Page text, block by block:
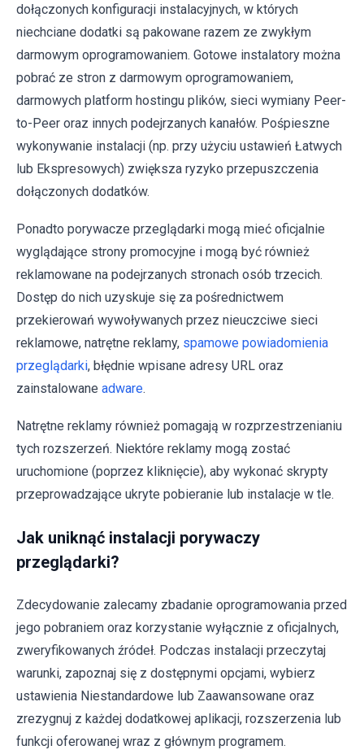
dołączonych konfiguracji instalacyjnych, w których
niechciane dodatki są pakowane razem ze zwykłym
darmowym oprogramowaniem. Gotowe instalatory można
pobrać ze stron z darmowym oprogramowaniem,
darmowych platform hostingu plików, sieci wymiany Peer-
to-Peer oraz innych podejrzanych kanałów. Pośpieszne
wykonywanie instalacji (np. przy użyciu ustawień Łatwych
lub Ekspresowych) zwiększa ryzyko przepuszczenia
dołączonych dodatków.
Ponadto porywacze przeglądarki mogą mieć oficjalnie
wyglądające strony promocyjne i mogą być również
reklamowane na podejrzanych stronach osób trzecich.
Dostęp do nich uzyskuje się za pośrednictwem
przekierowań wywoływanych przez nieuczciwe sieci
reklamowe, natrętne reklamy, spamowe powiadomienia
przeglądarki, błędnie wpisane adresy URL oraz
zainstalowane adware.
Natrętne reklamy również pomagają w rozprzestrzenianiu
tych rozszerzeń. Niektóre reklamy mogą zostać
uruchomione (poprzez kliknięcie), aby wykonać skrypty
przeprowadzające ukryte pobieranie lub instalacje w tle.
Jak uniknąć instalacji porywaczy
przeglądarki?
Zdecydowanie zalecamy zbadanie oprogramowania przed
jego pobraniem oraz korzystanie wyłącznie z oficjalnych,
zweryfikowanych źródeł. Podczas instalacji przeczytaj
warunki, zapoznaj się z dostępnymi opcjami, wybierz
ustawienia Niestandardowe lub Zaawansowane oraz
zrezygnuj z każdej dodatkowej aplikacji, rozszerzenia lub
funkcji oferowanej wraz z głównym programem.